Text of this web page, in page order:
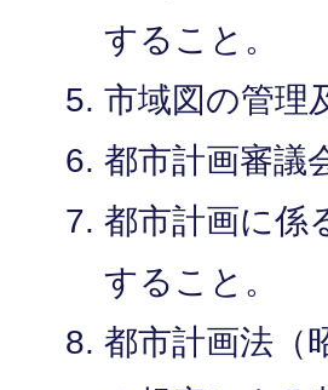
すること。
市域図の管理
都市計画審議
都市計画に係
すること。
都市計画法（